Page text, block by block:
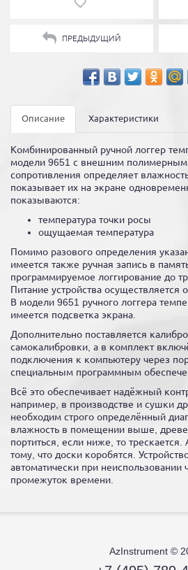
ПРЕДЫДУЩИЙ
Описание Характеристики
Комбинированный ручной логгер
модели 9651 с внешним полимерным
сопротивления определяет
показывает их на экране
показываются:
температура точки росы
ощущаемая температура
Помимо разового определения
имеется также ручная запись в
программируемое логгирование до
Питание устройства осуществляется
В модели 9651 ручного логгера
имеется подсветка экрана.
Дополнительно поставляется
самокалибровки, а в комплект
подключения к компьютеру через
специальным программным
Всё это обеспечивает надёжный
например, в производстве и сушки
необходим строго определённый
влажность в помещении выше,
портиться, если ниже, то
тому, что доски коробятся.
автоматически при
промежуток времени.
AzInstrument ©